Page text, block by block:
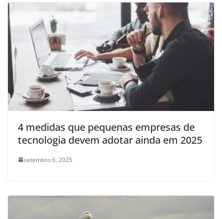
4 medidas que pequenas empresas de
tecnologia devem adotar ainda em 2025
setembro 6, 2025